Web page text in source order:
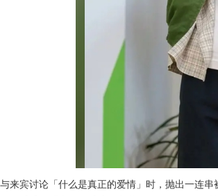
来宾讨论「什么是真正的爱情」时，抛出一连